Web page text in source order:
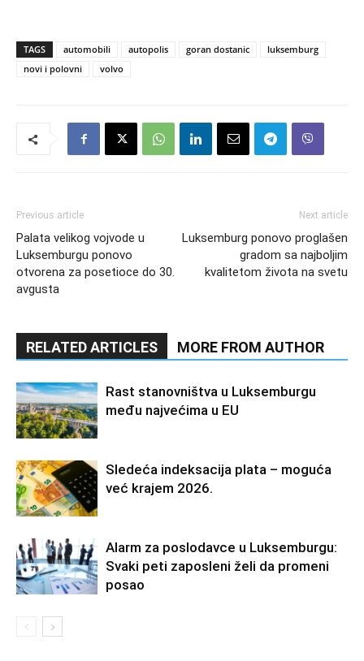
TAGS automobili autopolis goran dostanic
luksemburg
novi i polovni
volvo
Previous article
Palata velikog vojvode u
Luksemburgu ponovo
otvorena za posetioce do 30.
avgusta
Next article
Luksemburg ponovo proglašen
gradom sa najboljim
kvalitetom života na svetu
RELATED ARTICLES MORE FROM AUTHOR
Rast stanovništva u Luksemburgu
među najvećima u EU
Sledeća indeksacija plata – moguća
već krajem 2026.
Alarm za poslodavce u Luksemburgu:
Svaki peti zaposleni želi da promeni
posao